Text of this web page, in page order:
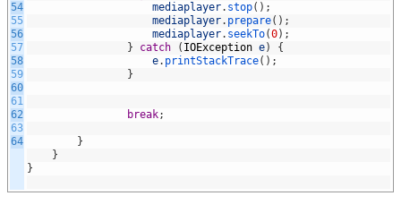
54
55
56
57
58
59
60
61
62
63
64
mediaplayer. stop( ) ;
mediaplayer. prepare( ) ;
mediaplayer. seekTo(0) ;
}
catch ( IOException e)
{
e. printStackTrace( ) ;
}
break;
}
}
}